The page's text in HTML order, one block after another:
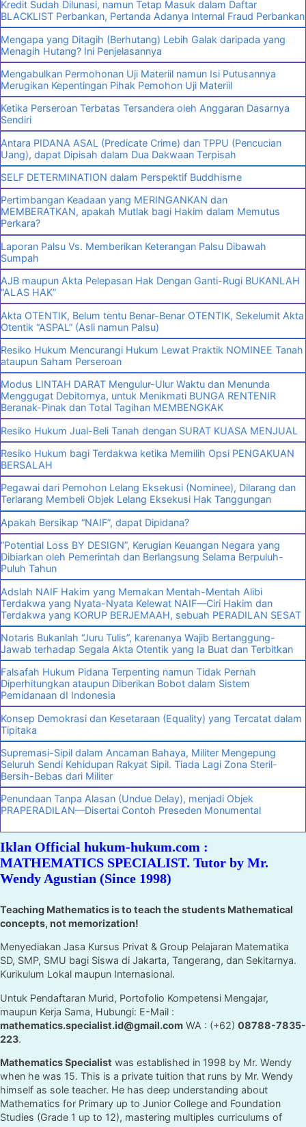
Kredit Sudah Dilunasi, namun Tetap Masuk dalam Daftar
BLACKLIST Perbankan, Pertanda Adanya Internal Fraud Perbankan
Mengapa yang Ditagih (Berhutang) Lebih Galak daripada yang
Menagih Hutang? Ini Penjelasannya
Mengabulkan Permohonan Uji Materiil namun Isi Putusannya
Merugikan Kepentingan Pihak Pemohon Uji Materiil
Ketika Perseroan Terbatas Tersandera oleh Anggaran Dasarnya
Sendiri
Antara PIDANA ASAL (Predicate Crime) dan TPPU (Pencucian
Uang), dapat Dipisah dalam Dua Dakwaan Terpisah
SELF DETERMINATION dalam Perspektif Buddhisme
Pertimbangan Keadaan yang MERINGANKAN dan
MEMBERATKAN, apakah Mutlak bagi Hakim dalam Memutus
Perkara?
Laporan Palsu Vs. Memberikan Keterangan Palsu Dibawah
Sumpah
AJB maupun Akta Pelepasan Hak Dengan Ganti-Rugi BUKANLAH
“ALAS HAK”
Akta OTENTIK, Belum tentu Benar-Benar OTENTIK, Sekelumit Akta
Otentik “ASPAL” (Asli namun Palsu)
Resiko Hukum Mencurangi Hukum Lewat Praktik NOMINEE Tanah
ataupun Saham Perseroan
Modus LINTAH DARAT Mengulur-Ulur Waktu dan Menunda
Menggugat Debitornya, untuk Menikmati BUNGA RENTENIR
Beranak-Pinak dan Total Tagihan MEMBENGKAK
Resiko Hukum Jual-Beli Tanah dengan SURAT KUASA MENJUAL
Resiko Hukum bagi Terdakwa ketika Memilih Opsi PENGAKUAN
BERSALAH
Pegawai dari Pemohon Lelang Eksekusi (Nominee), Dilarang dan
Terlarang Membeli Objek Lelang Eksekusi Hak Tanggungan
Apakah Bersikap “NAIF”, dapat Dipidana?
“Potential Loss BY DESIGN”, Kerugian Keuangan Negara yang
Dibiarkan oleh Pemerintah dan Berlangsung Selama Berpuluh-
Puluh Tahun
Adslah NAIF Hakim yang Memakan Mentah-Mentah Alibi
Terdakwa yang Nyata-Nyata Kelewat NAIF—Ciri Hakim dan
Terdakwa yang KORUP BERJEMAAH, sebuah PERADILAN SESAT
Notaris Bukanlah “Juru Tulis”, karenanya Wajib Bertanggung-
Jawab terhadap Segala Akta Otentik yang Ia Buat dan Terbitkan
Falsafah Hukum Pidana Terpenting namun Tidak Pernah
Diperhitungkan ataupun Diberikan Bobot dalam Sistem
Pemidanaan dI Indonesia
Konsep Demokrasi dan Kesetaraan (Equality) yang Tercatat dalam
Tipitaka
Supremasi-Sipil dalam Ancaman Bahaya, Militer Mengepung
Seluruh Sendi Kehidupan Rakyat Sipil. Tiada Lagi Zona Steril-
Bersih-Bebas dari Militer
Penundaan Tanpa Alasan (Undue Delay), menjadi Objek
PRAPERADILAN—Disertai Contoh Preseden Monumental
Iklan Official hukum-hukum.com :
MATHEMATICS SPECIALIST. Tutor by Mr.
Wendy Agustian (Since 1998)
Teaching Mathematics is to teach the students Mathematical
concepts, not memorization!
Menyediakan Jasa Kursus Privat & Group Pelajaran Matematika
SD, SMP, SMU bagi Siswa di Jakarta, Tangerang, dan Sekitarnya.
Kurikulum Lokal maupun Internasional.
Untuk Pendaftaran Murid, Portofolio Kompetensi Mengajar,
maupun Kerja Sama, Hubungi: E-Mail :
mathematics.specialist.id@gmail.com WA : (+62) 08788-7835-
223.
Mathematics Specialist was established in 1998 by Mr. Wendy
when he was 15. This is a private tuition that runs by Mr. Wendy
himself as sole teacher. He has deep understanding about
Mathematics for Primary up to Junior College and Foundation
Studies (Grade 1 up to 12), mastering multiples curriculums of